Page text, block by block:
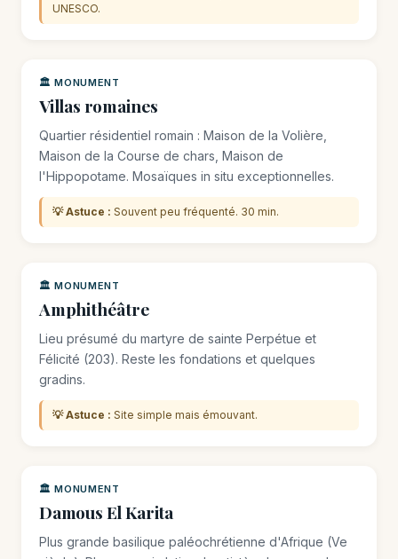
UNESCO.
🏛️ MONUMENT
Villas romaines
Quartier résidentiel romain : Maison de la Volière,
Maison de la Course de chars, Maison de
l'Hippopotame. Mosaïques in situ exceptionnelles.
💡 Astuce : Souvent peu fréquenté. 30 min.
🏛️ MONUMENT
Amphithéâtre
Lieu présumé du martyre de sainte Perpétue et
Félicité (203). Reste les fondations et quelques
gradins.
💡 Astuce : Site simple mais émouvant.
🏛️ MONUMENT
Damous El Karita
Plus grande basilique paléochrétienne d'Afrique (Ve